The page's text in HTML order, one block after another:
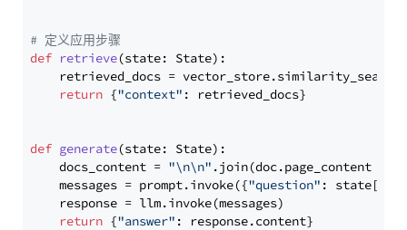
# 定义应用步骤
def retrieve(state: State):
retrieved_docs =
return {"context" : retrieved_docs}
def generate(state: State):
    docs_content =
"\n\n" .join(doc.page_content
    messages = prompt.invoke({
"question" : state[
    response = llm.invoke(messages)
return {"answer" : response.content}